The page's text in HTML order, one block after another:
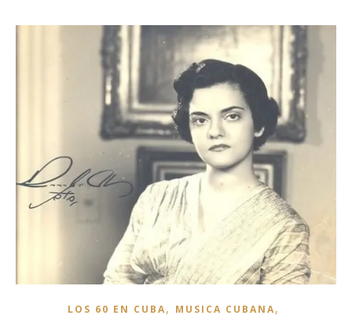
LOS 60 EN CUBA, MUSICA CUBANA,